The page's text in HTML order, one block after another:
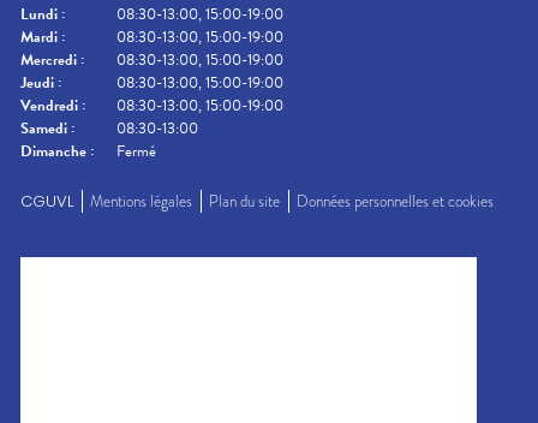
Lundi :
08:30-13:00, 15:00-19:00
Mardi :
08:30-13:00, 15:00-19:00
Mercredi :
08:30-13:00, 15:00-19:00
Jeudi :
08:30-13:00, 15:00-19:00
Vendredi :
08:30-13:00, 15:00-19:00
Samedi :
08:30-13:00
Dimanche : Fermé
CGUVL Mentions légales Plan du site Données personnelles et cookies